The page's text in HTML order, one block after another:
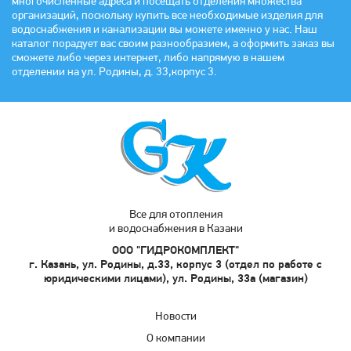
организаций, поскольку купить все необходимые изделия для
водоснабжения и канализации вы можете именно у нас. Наш
каталог порадует вас своим разнообразием, а оформить заказ вы
сможете либо через интернет, либо напрямую в нашем
отделении на ул. Родины, д. 33,корпус 3.
Все для отопления
и водоснабжения в Казани
ООО "ГИДРОКОМПЛЕКТ"
г. Казань, ул. Родины, д.33, корпус 3 (отдел по работе с
юридическими лицами), ул. Родины, 33а (магазин)
Новости
О компании